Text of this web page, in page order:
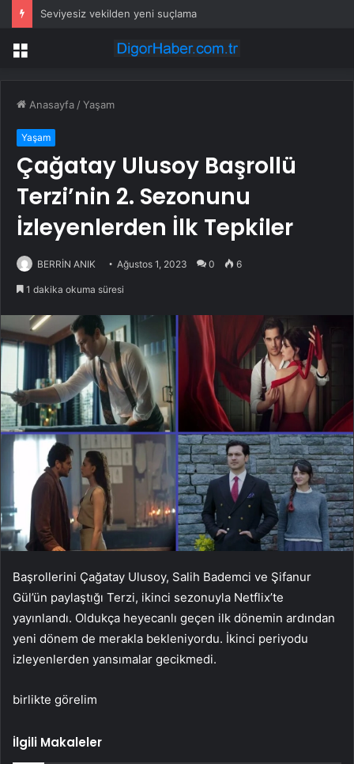
Seviyesiz vekilden yeni suçlama
Menü
Anasayfa /Yaşam
Yaşam
Çağatay Ulusoy Başrollü
Terzi’nin 2. Sezonunu
İzleyenlerden İlk Tepkiler
BERRİN ANIK Ağustos 1, 2023 0 6
1 dakika okuma süresi
Başrollerini Çağatay Ulusoy, Salih Bademci ve Şifanur
Gül’ün paylaştığı Terzi, ikinci sezonuyla Netflix’te
yayınlandı. Oldukça heyecanlı geçen ilk dönemin ardından
yeni dönem de merakla bekleniyordu. İkinci periyodu
izleyenlerden yansımalar gecikmedi.
birlikte görelim
İlgili Makaleler